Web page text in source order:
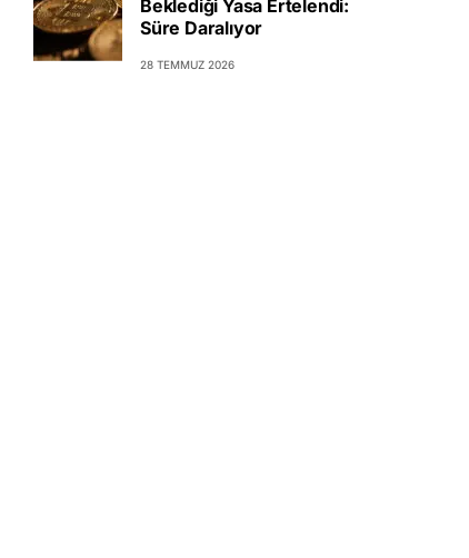
Beklediği Yasa Ertelendi:
Süre Daralıyor
28 TEMMUZ 2026